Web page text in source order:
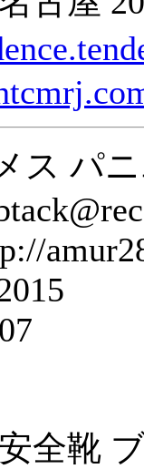
ス パ
全靴